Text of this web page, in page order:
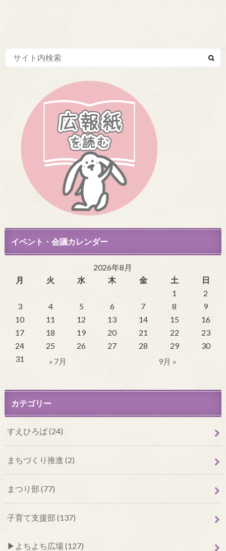
イベント・会議カレンダー
2026年8月
月
火 水 木 金 土
日
1
2
3
4 5 6 7 8
9
10
11 12 13 14 15
16
17
18 19 20 21 22
23
24
25 26 27 28 29
30
31
« 7月 9月 »
カテゴリー
すえひろば (24)
まちづくり推進 (2)
まつり部 (77)
子育て支援部 (137)
よちよち広場 (127)